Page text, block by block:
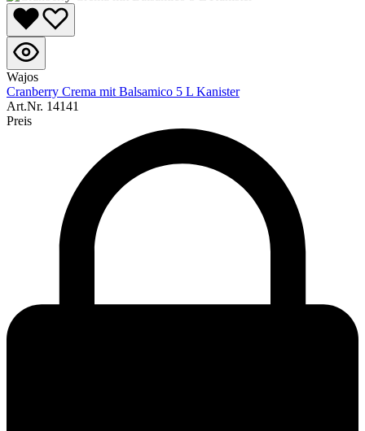
Wajos
Cranberry Crema mit Balsamico 5 L Kanister
Art.Nr. 14141
Preis